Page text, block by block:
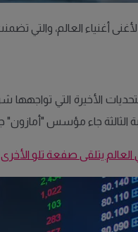
يتلقى صفعة تلو الأخرى